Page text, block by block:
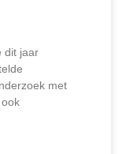
dit jaar
met